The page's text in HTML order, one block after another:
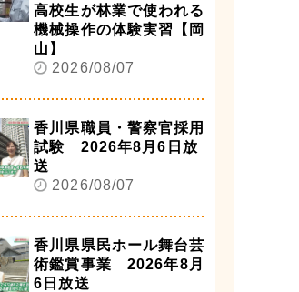
高校生が林業で使われる
機械操作の体験実習【岡
山】
2026/08/07
香川県職員・警察官採用
試験 2026年8月6日放
送
2026/08/07
香川県県民ホール舞台芸
術鑑賞事業 2026年8月
6日放送